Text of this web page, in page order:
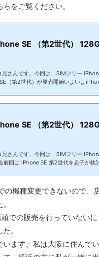
をご覧ください。
SE （第2世代）
兄さんです。今回は、SIMフリー
（第2世代）が発売開始いよいよ
たiPhoneです。ちょうど４年です。...
SE （第2世代）
兄さんです。今回は、SIMフリー
前回は iPhone SE 第2世代を息子が検
生の時に機種変更をしてiPhone6に
7を持っています。...
機種変更できないので、
での販売を行っていない
。
ます。私は大阪に住んでい